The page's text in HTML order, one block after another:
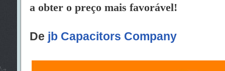
a obter o preço mais favorável!
De jb Capacitors Company